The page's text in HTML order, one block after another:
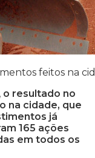
feitos na
o resultado no
na cidade, que
já
165 ações
em todos os